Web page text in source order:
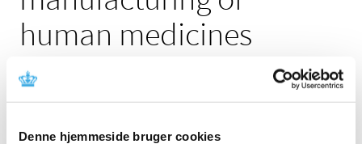
Denne hjemmeside bruger cookies
human medicines